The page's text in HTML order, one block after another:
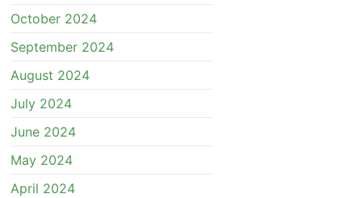
October 2024
September 2024
August 2024
July 2024
June 2024
May 2024
April 2024